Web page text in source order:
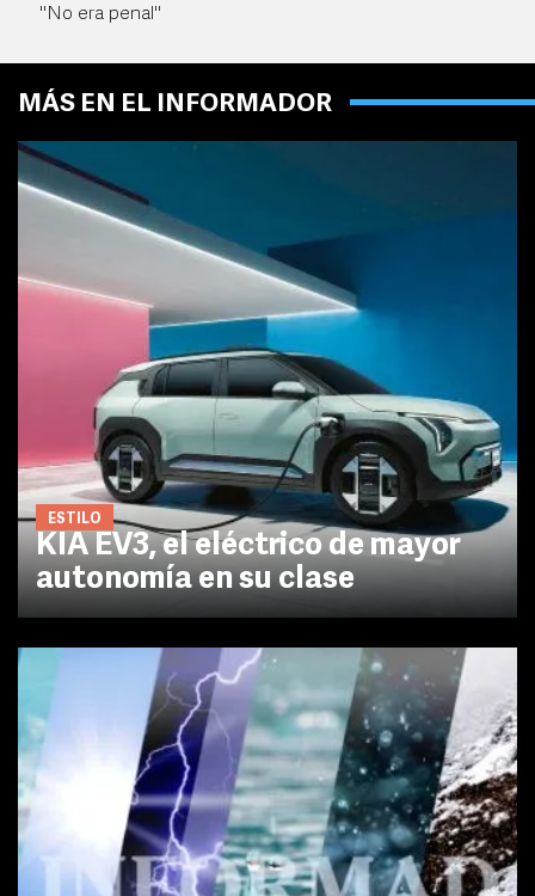
"No era penal"
MÁS EN EL INFORMADOR
ESTILO
KIA EV3, el eléctrico de mayor
autonomía en su clase